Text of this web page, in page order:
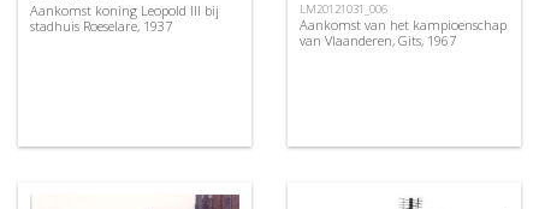
Aankomst koning Leopold III bij
stadhuis Roeselare, 1937
LM20121031_006
Aankomst van het kampioenschap
van Vlaanderen, Gits, 1967